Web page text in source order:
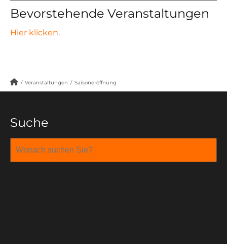
Bevorstehende Veranstaltungen
Hier klicken.
/ Veranstaltungen / Saisoneröffnung
Suche